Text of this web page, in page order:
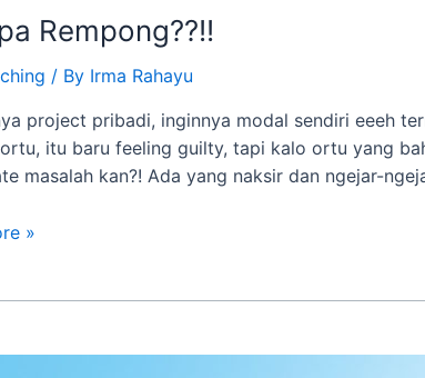
Rempong??!!
/ By Irma Rahayu
project pribadi, inginnya modal sendiri eeeh
itu baru feeling guilty, tapi kalo ortu yang
masalah kan?! Ada yang naksir dan ngejar-
»